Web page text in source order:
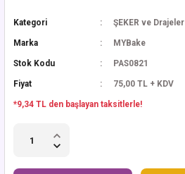
Kategori ŞEKER ve Drajeler
Marka MYBake
Stok Kodu PAS0821
Fiyat 75,00 TL + KDV
*9,34 TL den başlayan taksitlerle!